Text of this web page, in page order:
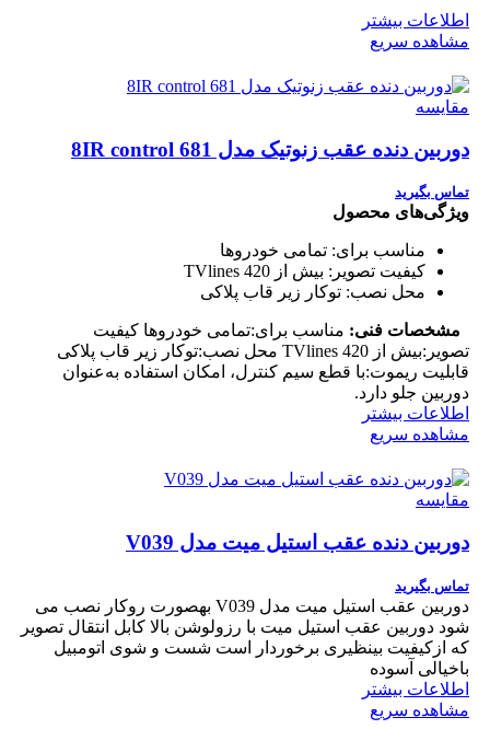
اطلاعات بیشتر
مشاهده سریع
مقایسه
دوربین دنده عقب زنوتیک مدل 681 8IR control
تماس بگیرید
ویژگی‌های محصول
مناسب برای: تمامی خودروها
کیفیت تصویر: بیش از 420 TVlines
محل نصب: توکار زیر قاب پلاکی
مشخصات فنی: مناسب برای:تمامی خودروها کیفیت
تصویر:بیش از 420 TVlines محل نصب:توکار زیر قاب پلاکی
قابلیت ریموت:با قطع سیم کنترل، امکان استفاده به‌عنوان
دوربین جلو دارد.
اطلاعات بیشتر
مشاهده سریع
مقایسه
دوربین دنده عقب استیل میت مدل V039
تماس بگیرید
دوربین عقب استیل میت مدل V039 بهصورت روکار نصب می
شود دوربین عقب استیل میت با رزولوشن بالا کابل انتقال تصویر
که ازکیفیت بینظیری برخوردار است شست و شوی اتومبیل
باخیالی آسوده
اطلاعات بیشتر
مشاهده سریع